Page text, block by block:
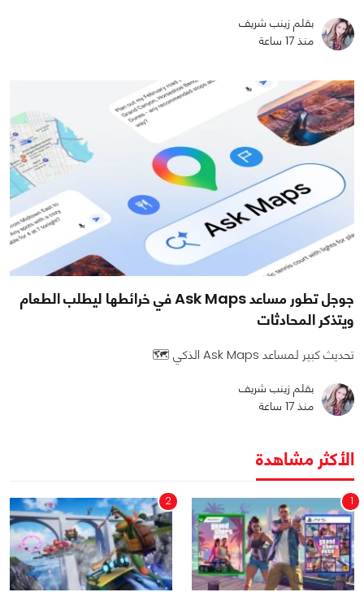
بقلم زينب شريف
منذ 17 ساعة
جوجل تطور مساعد Ask Maps في خرائطها ليطلب الطعام
ويتذكر المحادثات
تحديث كبير لمساعد Ask Maps الذكي 🗺️
بقلم زينب شريف
منذ 17 ساعة
الأكثر مشاهدة
1
2